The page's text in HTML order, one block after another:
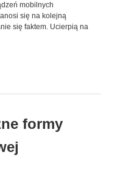
mobilnych
się na kolejną
się faktem. Ucierpią na
formy